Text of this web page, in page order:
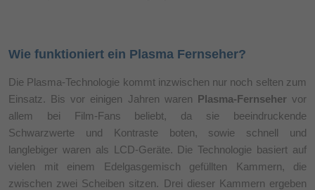
Wie funktioniert ein Plasma Fernseher?
Die Plasma-Technologie kommt inzwischen nur noch selten zum
Einsatz. Bis vor einigen Jahren waren Plasma-Fernseher vor
allem bei Film-Fans beliebt, da sie beeindruckende
Schwarzwerte und Kontraste boten, sowie schnell und
langlebiger waren als LCD-Geräte. Die Technologie basiert auf
vielen mit einem Edelgasgemisch gefüllten Kammern, die
zwischen zwei Scheiben sitzen. Drei dieser Kammern ergeben